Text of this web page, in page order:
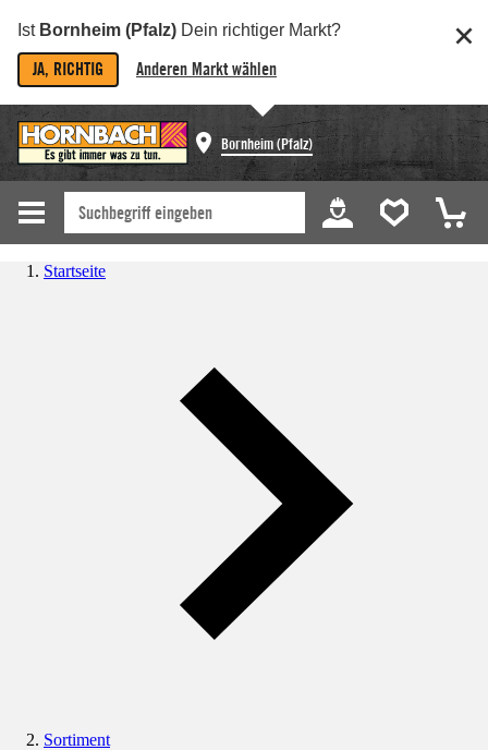
Ist Bornheim (Pfalz) Dein richtiger Markt?
JA, RICHTIG Anderen Markt wählen
Bornheim (Pfalz)
Startseite
Sortiment